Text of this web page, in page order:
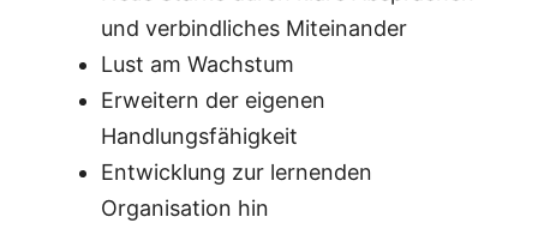
und verbindliches Miteinander
Lust am Wachstum
Erweitern der eigenen
Handlungsfähigkeit
Entwicklung zur lernenden
Organisation hin